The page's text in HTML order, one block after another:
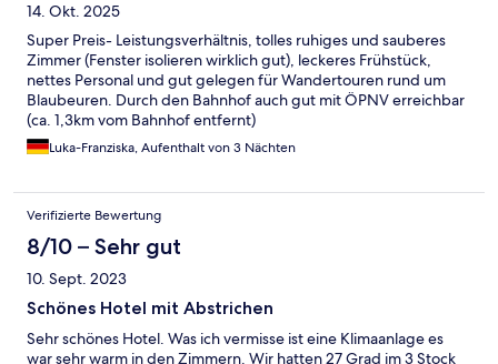
14. Okt. 2025
Super Preis- Leistungsverhältnis, tolles ruhiges und sauberes
Zimmer (Fenster isolieren wirklich gut), leckeres Frühstück,
nettes Personal und gut gelegen für Wandertouren rund um
Blaubeuren. Durch den Bahnhof auch gut mit ÖPNV erreichbar
(ca. 1,3km vom Bahnhof entfernt)
Luka-Franziska, Aufenthalt von 3 Nächten
Verifizierte Bewertung
8/10 – Sehr gut
10. Sept. 2023
Schönes Hotel mit Abstrichen
Sehr schönes Hotel. Was ich vermisse ist eine Klimaanlage es
war sehr warm in den Zimmern. Wir hatten 27 Grad im 3 Stock